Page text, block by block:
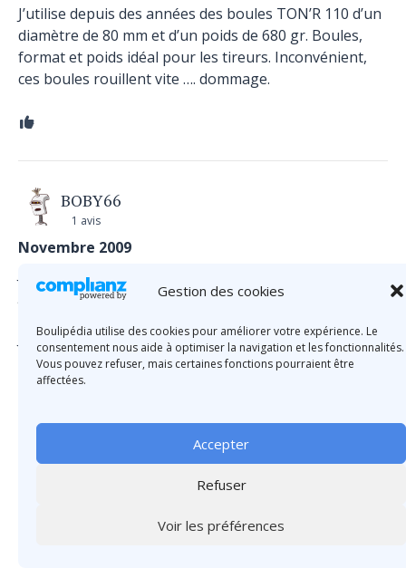
Gestion des cookies
Boulipédia utilise des cookies pour améliorer votre expérience. Le
consentement nous aide à optimiser la navigation et les fonctionnalités.
Vous pouvez refuser, mais certaines fonctions pourraient être
affectées.
Accepter
Refuser
Voir les préférences
J’utilise depuis des années des boules TON’R 110 d’un
diamètre de 80 mm et d’un poids de 680 gr. Boules,
format et poids idéal pour les tireurs. Inconvénient,
ces boules rouillent vite …. dommage.
BOBY66
1 avis
Novembre 2009
Jouant avec des TON’R 110 depuis plusieurs années,
je suis très déçu par le dernier jeu que j’ai acheté.
Je pense que le modèle actuel n’a plus rien à voir avec
l’ancienne TON’R 110, je trouve ce modèle beaucoup
plus dur et l’équilibrage n’est pas au top.
Est-ce que c’est une boule que je rachèterai ? Non.
1